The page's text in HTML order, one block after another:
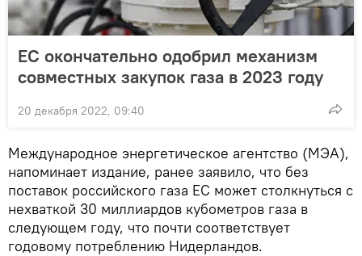
ЕС окончательно одобрил механизм
совместных закупок газа в 2023 году
20 декабря 2022, 09:40
Международное энергетическое агентство (МЭА),
напоминает издание, ранее заявило, что без
поставок российского газа ЕС может столкнуться с
нехваткой 30 миллиардов кубометров газа в
следующем году, что почти соответствует
годовому потреблению Нидерландов.